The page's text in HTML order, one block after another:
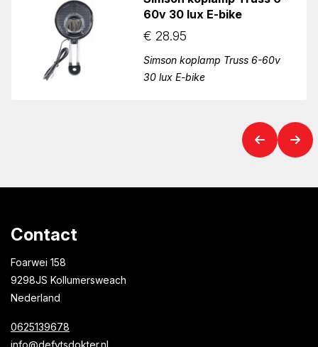
60v 30 lux E-bike
€ 28.95
Simson koplamp Truss 6-60v
30 lux E-bike
Contact
Foarwei 158
9298JS Kollumersweach
Nederland
0625139678
info@defytsdokter.nl